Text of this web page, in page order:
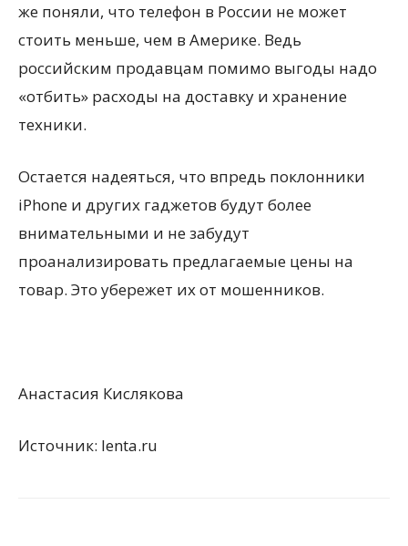
же поняли, что телефон в России не может
стоить меньше, чем в Америке. Ведь
российским продавцам помимо выгоды надо
«отбить» расходы на доставку и хранение
техники.
Остается надеяться, что впредь поклонники
iPhone и других гаджетов будут более
внимательными и не забудут
проанализировать предлагаемые цены на
товар. Это убережет их от мошенников.
Анастасия Кислякова
Источник: lenta.ru